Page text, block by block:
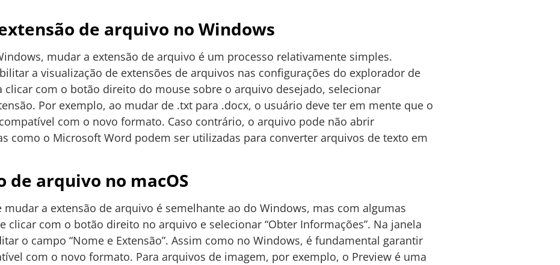
de arquivo no Windows
mudar a extensão de arquivo é um processo relativamente simples.
a visualização de extensões de arquivos nas configurações do explorador de
clicar com o botão direito do mouse sobre o arquivo desejado, selecionar
Por exemplo, ao mudar de .txt para .docx, o usuário deve ter em mente que o
com o novo formato. Caso contrário, o arquivo pode não abrir
como o Microsoft Word podem ser utilizadas para converter arquivos de texto em
de arquivo no macOS
mudar a extensão de arquivo é semelhante ao do Windows, mas com algumas
clicar com o botão direito no arquivo e selecionar “Obter Informações”. Na janela
o campo “Nome e Extensão”. Assim como no Windows, é fundamental garantir
com o novo formato. Para arquivos de imagem, por exemplo, o Preview é uma